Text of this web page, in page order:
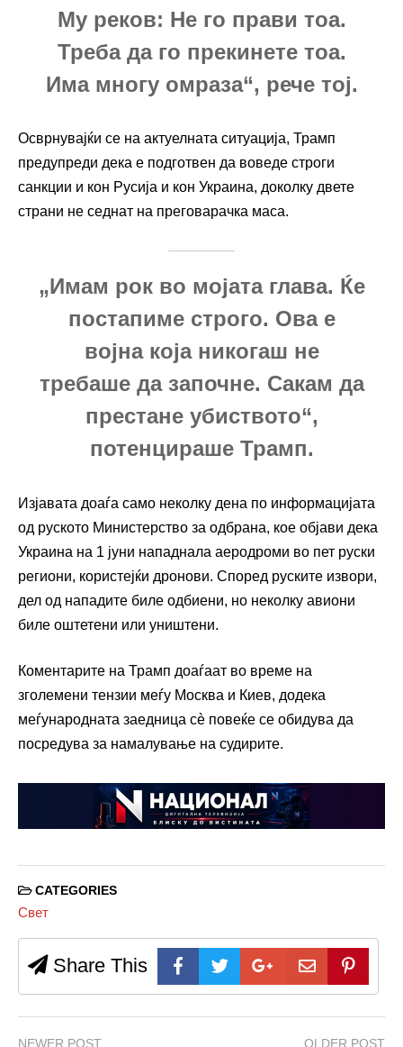
Му реков: Не го прави тоа.
Треба да го прекинете тоа.
Има многу омраза“, рече тој.
Осврнувајќи се на актуелната ситуација, Трамп
предупреди дека е подготвен да воведе строги
санкции и кон Русија и кон Украина, доколку двете
страни не седнат на преговарачка маса.
„Имам рок во мојата глава. Ќе
постапиме строго. Ова е
војна која никогаш не
требаше да започне. Сакам да
престане убиството“,
потенцираше Трамп.
Изјавата доаѓа само неколку дена по информацијата
од руското Министерство за одбрана, кое објави дека
Украина на 1 јуни нападнала аеродроми во пет руски
региони, користејќи дронови. Според руските извори,
дел од нападите биле одбиени, но неколку авиони
биле оштетени или уништени.
Коментарите на Трамп доаѓаат во време на
зголемени тензии меѓу Москва и Киев, додека
меѓународната заедница сè повеќе се обидува да
посредува за намалување на судирите.
CATEGORIES
Свет
Share This
NEWER POST OLDER POST